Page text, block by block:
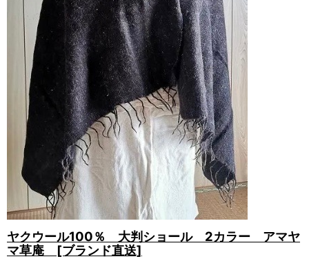
ヤクウール100％ 大判ショール 2カラー アマヤ
マ草庵 [ブランド直送]